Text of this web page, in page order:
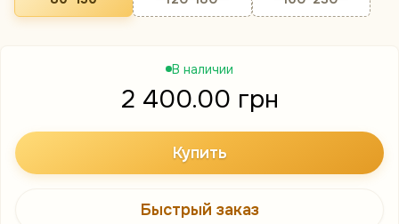
В наличии
2 400.00 грн
Купить
Быстрый заказ